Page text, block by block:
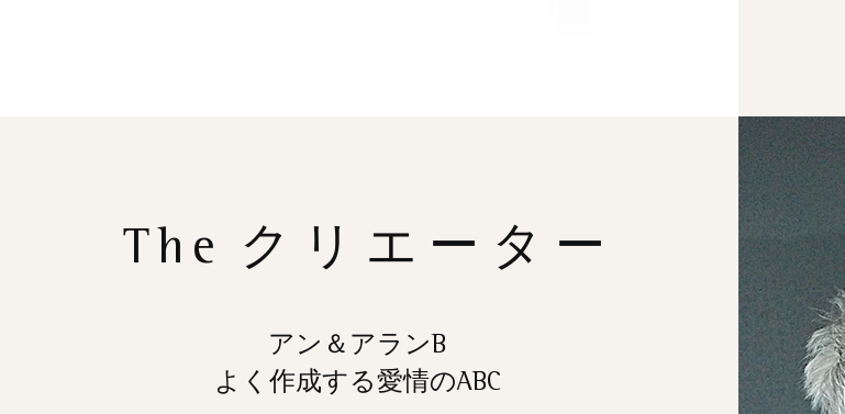
The クリエーター
アン＆アランB
よく作成する愛情のABC